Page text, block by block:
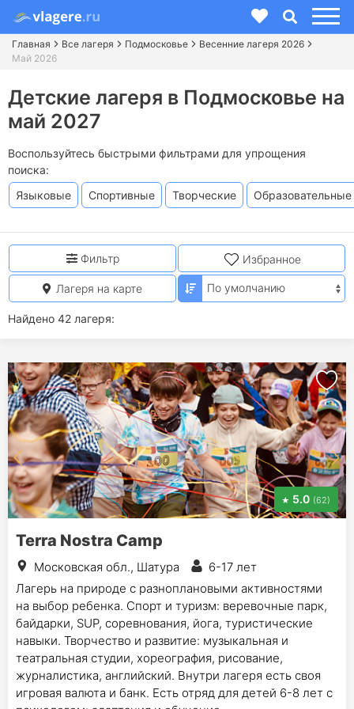
Главная Все лагеря Подмосковье
Весенние лагеря 2026
Май 2026
Детские лагеря в Подмосковье на
май 2027
Воспользуйтесь быстрыми фильтрами для упрощения
поиска:
Языковые
Спортивные Творческие Образовательные
Найдено 42 лагеря:
Фильтр Избранное
Лагеря на карте
5.0 (62)
Terra Nostra Camp
Московская обл., Шатура
6-17 лет
Лагерь на природе с разноплановыми активностями
на выбор ребенка. Спорт и туризм: веревочные парк,
байдарки, SUP, соревнования, йога, туристические
навыки. Творчество и развитие: музыкальная и
театральная студии, хореография, рисование,
журналистика, английский. Внутри лагеря есть своя
игровая валюта и банк. Есть отряд для детей 6-8 лет с